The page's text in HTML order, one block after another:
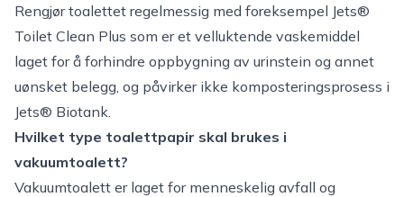
Rengjør toalettet regelmessig med foreksempel Jets®
Toilet Clean Plus som er et velluktende vaskemiddel
laget for å forhindre oppbygning av urinstein og annet
uønsket belegg, og påvirker ikke komposteringsprosess i
Jets® Biotank.
Hvilket type toalettpapir skal brukes i
vakuumtoalett?
Vakuumtoalett er laget for menneskelig avfall og